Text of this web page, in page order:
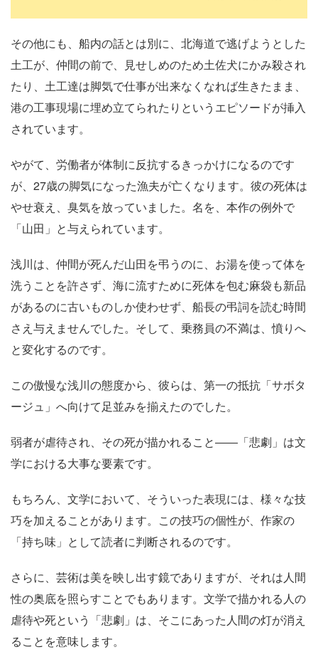
その他にも、船内の話とは別に、北海道で逃げようとした
土工が、仲間の前で、見せしめのため土佐犬にかみ殺され
たり、土工達は脚気で仕事が出来なくなれば生きたまま、
港の工事現場に埋め立てられたりというエピソードが挿入
されています。
やがて、労働者が体制に反抗するきっかけになるのです
が、 27歳の脚気になった漁夫が亡くなります。彼の死体は
やせ衰え、臭気を放っていました。名を、本作の例外で
「山田」と与えられています。
浅川は、仲間が死んだ山田を弔うのに、お湯を使って体を
洗うことを許さず、海に流すために死体を包む麻袋も新品
があるのに古いものしか使わせず、船長の弔詞を読む時間
さえ与えませんでした。そして、乗務員の不満は、憤りへ
と変化するのです。
この傲慢な浅川の態度から、彼らは、第一の抵抗「サボタ
ージュ」へ向けて足並みを揃えたのでした。
弱者が虐待され、その死が描かれること―― 「悲劇」は文
学における大事な要素です。
もちろん、文学において、そういった表現には、様々な技
巧を加えることがあります。この技巧の個性が、作家の
「持ち味」として読者に判断されるのです。
さらに、芸術は美を映し出す鏡でありますが、それは人間
性の奥底を照らすことでもあります。文学で描かれる人の
虐待や死という「悲劇」は、そこにあった人間の灯が消え
ることを意味します。